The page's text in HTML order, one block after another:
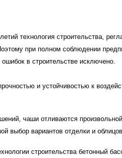
технология строительства,
при полном соблюдении
в строительстве исключено.
и устойчивостью к
чаши отливаются
выбор вариантов отделки и
строительства бетонный